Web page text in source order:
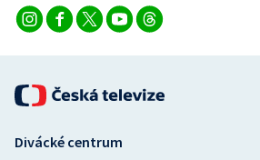
Stolní tenis
Triatlon
Veslování
Vodní slalom
Divácké centrum